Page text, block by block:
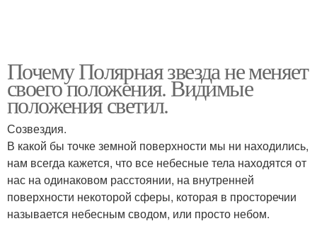
Почему Полярная звезда не меняет
своего положения. Видимые
положения светил.
Созвездия.
В какой бы точке земной поверхности мы ни находились,
нам всегда кажется, что все небесные тела находятся от
нас на одинаковом расстоянии, на внутренней
поверхности некоторой сферы, которая в просторечии
называется небесным сводом, или просто небом.